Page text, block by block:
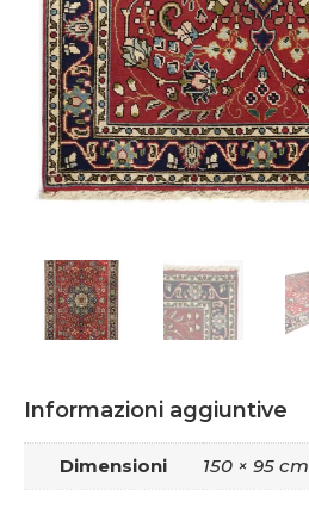
Informazioni aggiuntive
Dimensioni 150 × 95 cm